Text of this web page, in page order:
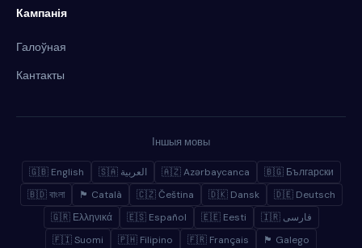
Кампанія
Галоўная
Кантакты
Іншыя мовы
🇬🇧 English 🇸🇦 العربية 🇦🇿 Azərbaycanca
🇧🇬 Български
🇧🇩 বাংলা
🏴 Català 🇨🇿 Čeština 🇩🇰 Dansk
🇩🇪 Deutsch
🇬🇷 Ελληνικά
🇪🇸 Español 🇪🇪 Eesti
🇮🇷 فارسی
🇫🇮 Suomi
🇵🇭 Filipino 🇫🇷 Français
🏴 Galego